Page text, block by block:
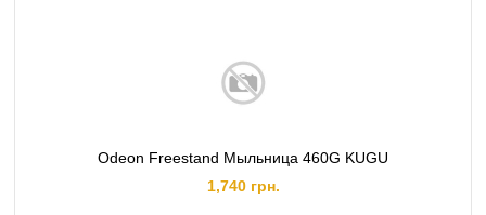
Odeon Freestand Мыльница 460G KUGU
1,740 грн.